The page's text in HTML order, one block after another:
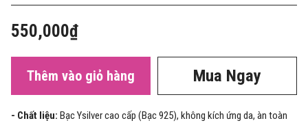
550,000₫
Thêm vào giỏ hàng Mua Ngay
- Chất liệu: Bạc Ysilver cao cấp (Bạc 925), không kích ứng da, àn toàn